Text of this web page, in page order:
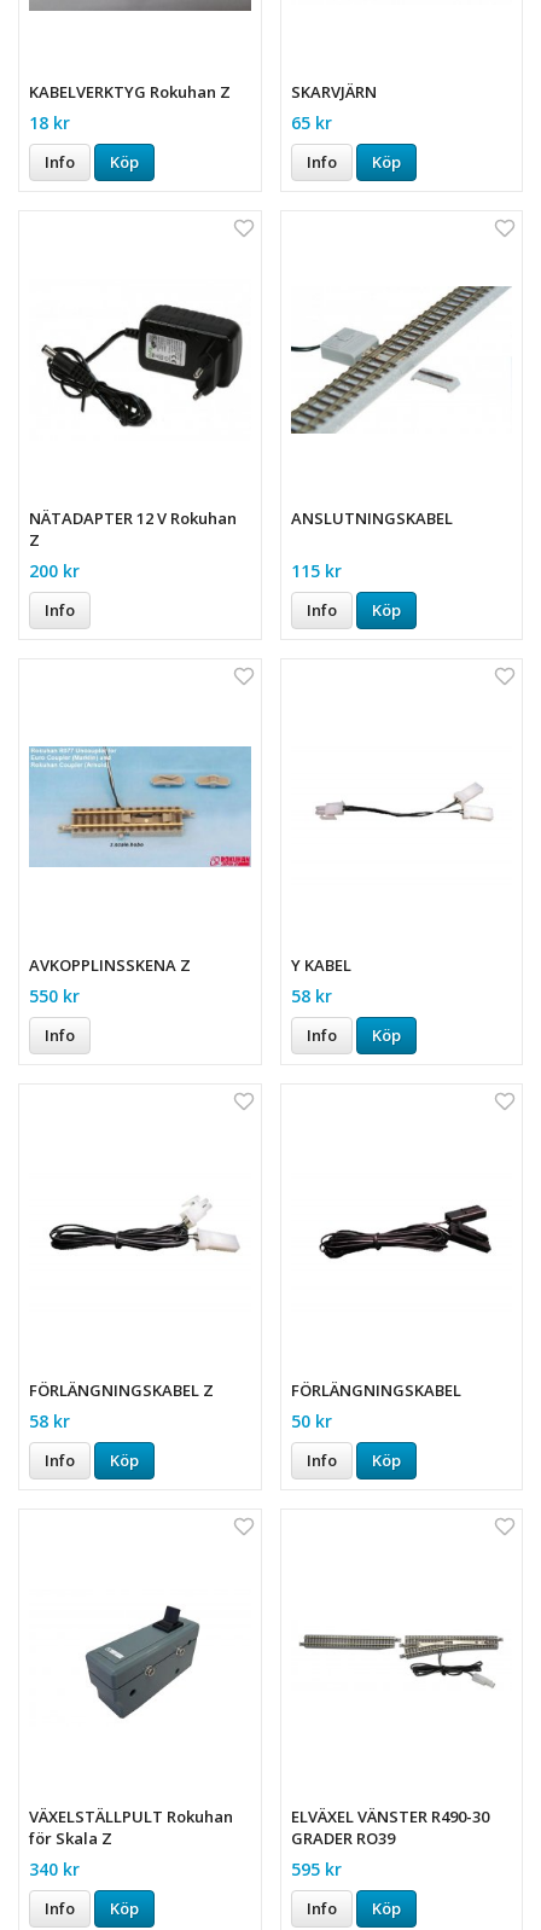
KABELVERKTYG Rokuhan Z
18 kr
Info Köp
SKARVJÄRN
65 kr
Info Köp
NÄTADAPTER 12 V Rokuhan
Z
200 kr
Info
ANSLUTNINGSKABEL
115 kr
Info Köp
AVKOPPLINSSKENA Z
550 kr
Info
Y KABEL
58 kr
Info Köp
FÖRLÄNGNINGSKABEL Z
58 kr
Info Köp
FÖRLÄNGNINGSKABEL
50 kr
Info Köp
VÄXELSTÄLLPULT Rokuhan
för Skala Z
340 kr
Info Köp
ELVÄXEL VÄNSTER R490-30
GRADER RO39
595 kr
Info Köp